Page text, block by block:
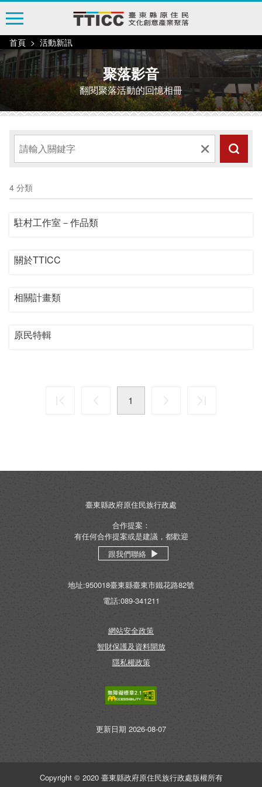
跳
到
主
要
內
容
塊
首頁 活動新訊
聚落影音
翻閱聚落活動的回憶相冊
4 分類
駐村工作室－作品類
關於TTICC
相關計畫類
原民特輯
1
臺東縣政府原住民族行政處
合作提案：
有任何合作提案或是建議，都歡迎
跟我們聯絡
地址:950018臺東縣臺東市鐵花路82號
電話:089-341211
網站安全政策
智財保護及資料開放
隱私權政策
更新日期 2026-08-07
Copyright © 2020 臺東縣政府原住民族行政處版權所有